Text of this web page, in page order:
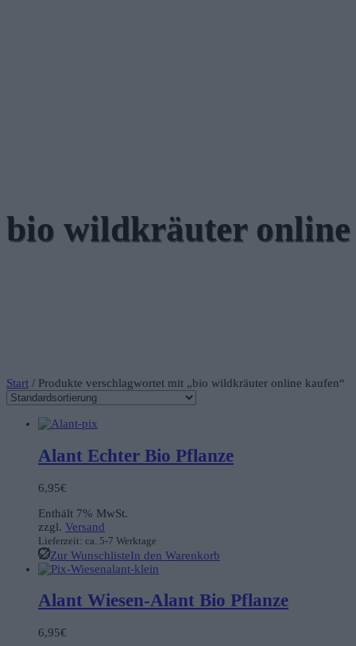
bio wildkräuter
Start / Produkte verschlagwortet mit „bio wildkräuter online kaufen“
Alant Echter Bio Pflanze
6,95€
Enthält 7% MwSt.
zzgl. Versand
Lieferzeit: ca. 5-7 Werktage
Zur WunschlisteIn den Warenkorb
Alant Wiesen-Alant Bio Pflanze
6,95€